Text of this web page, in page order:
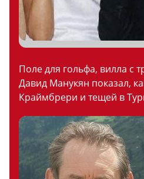
Поле для гольфа, вилла с
Давид Манукян показал,
Краймбрери и тещей в